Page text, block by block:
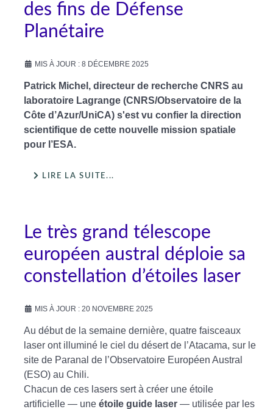
des fins de Défense
Planétaire
MIS À JOUR : 8 DÉCEMBRE 2025
Patrick Michel, directeur de recherche CNRS au
laboratoire Lagrange (CNRS/Observatoire de la
Côte d’Azur/UniCA) s'est vu confier la direction
scientifique de cette nouvelle mission spatiale
pour l’ESA.
LIRE LA SUITE...
Le très grand télescope
européen austral déploie sa
constellation d’étoiles laser
MIS À JOUR : 20 NOVEMBRE 2025
Au début de la semaine dernière, quatre faisceaux
laser ont illuminé le ciel du désert de l’Atacama, sur le
site de Paranal de l’Observatoire Européen Austral
(ESO) au Chili.
Chacun de ces lasers sert à créer une étoile
artificielle — une étoile guide laser — utilisée par les